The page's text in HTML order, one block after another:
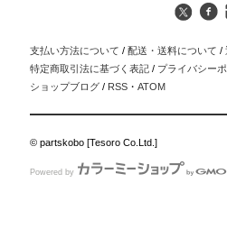
支払い方法について / 配送・送料について /
特定商取引法に基づく表記 / プライバシー
ショップブログ / RSS ・ATOM
© partskobo [Tesoro Co.Ltd.]
Powered by